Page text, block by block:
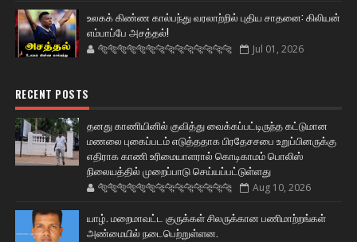
உலகக் கிண்ண கால்பந்து வரலாற்றில் புதிய சாதனை: கிலியன்
எம்பாப்பே அசத்தல்!
🐅🐅🐅🐅🐅🐅🐆🐆🐆🐆🐆🐆🐆🐆 Jul 01, 2026
RECENT POSTS
தனது காணியினில் குவித்து வைக்கப்பட்டிருந்த கட்டுமான
மணலை புகைப்படம் எடுத்ததாக பிரதேசசபை உறுப்பினருக்கு
எதிராக காணி உரிமையாளரால் கொடிகாமம் பொலிஸ்
நிலையத்தில் முறைப்பாடு செய்யப்பட்டுள்ளது
🐅🐅🐅🐅🐅🐅🐆🐆🐆🐆🐆🐆🐆🐆 Aug 10, 2026
யாழ். மறைமாவட்ட குருக்கள் சிலருக்கான பணிமாற்றங்கள்
அண்மையில் நடைபெற்றுள்ளன.